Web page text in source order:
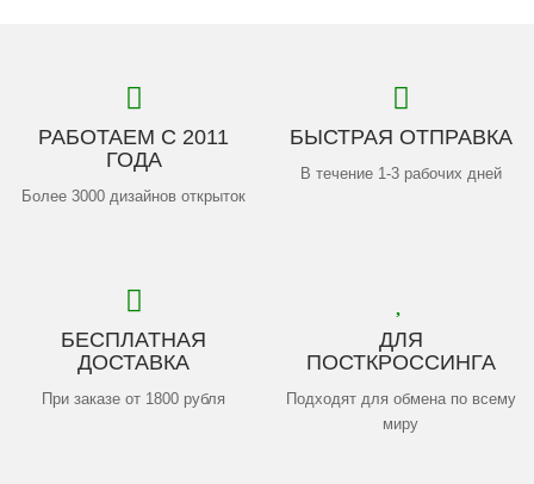
РАБОТАЕМ С 2011
ГОДА
Более 3000 дизайнов открыток
БЫСТРАЯ ОТПРАВКА
В течение 1-3 рабочих дней
БЕСПЛАТНАЯ
ДОСТАВКА
При заказе от 1800 рубля
ДЛЯ
ПОСТКРОССИНГА
Подходят для обмена по всему
миру